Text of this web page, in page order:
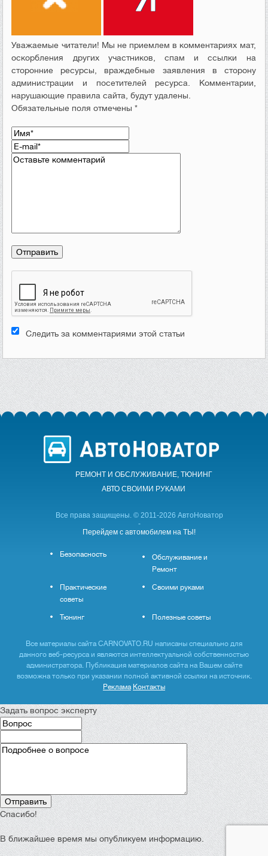
Уважаемые читатели! Мы не приемлем в комментариях мат,
оскорбления других участников, спам и ссылки на
сторонние ресурсы, враждебные заявления в сторону
администрации и посетителей ресурса. Комментарии,
нарушающие правила сайта, будут удалены.
Обязательные поля отмечены *
Следить за комментариями этой статьи
РЕМОНТ И ОБСЛУЖИВАНИЕ, ТЮНИНГ
АВТО CВОИМИ РУКАМИ
Все права защищены. © 2011-2026 АвтоНоватор
-
Перейдем с автомобилем на ТЫ!
Безопасность
Обслуживание и
Ремонт
Практические
советы
Своими руками
Тюнинг Полезные советы
Все материалы сайта CARNOVATO.RU написаны специально для
данного веб-ресурса и являются интеллектуальной собственностью
администратора. Публикация материалов сайта на Вашем сайте
возможна только при указании полной активной ссылки на источник.
Реклама Контакты
Задать вопрос эксперту
Спасибо!
В ближайшее время мы опубликуем информацию.